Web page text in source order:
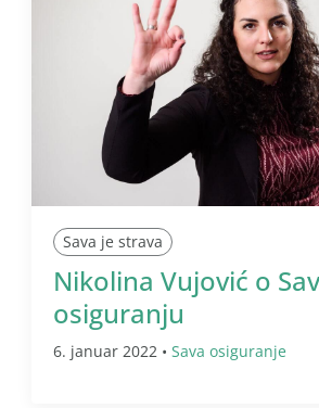
Sava je strava
Nikolina Vujović o
osiguranju
6. januar 2022 • Sava osiguranje